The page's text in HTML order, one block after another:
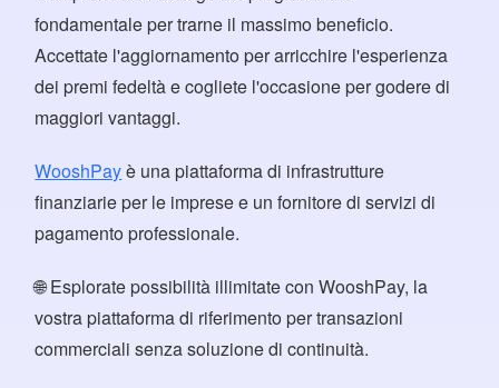
fondamentale per trarne il massimo beneficio.
Accettate l'aggiornamento per arricchire l'esperienza
dei premi fedeltà e cogliete l'occasione per godere di
maggiori vantaggi.
WooshPayè una piattaforma di infrastrutture
finanziarie per le imprese e un fornitore di servizi di
pagamento professionale.
🌐 Esplorate possibilità illimitate con WooshPay, la
vostra piattaforma di riferimento per transazioni
commerciali senza soluzione di continuità.